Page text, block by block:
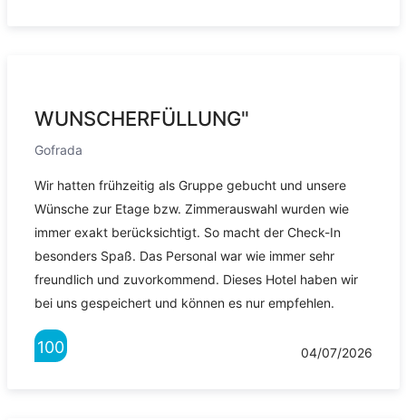
WUNSCHERFÜLLUNG"
Gofrada
Wir hatten frühzeitig als Gruppe gebucht und unsere
Wünsche zur Etage bzw. Zimmerauswahl wurden wie
immer exakt berücksichtigt. So macht der Check-In
besonders Spaß. Das Personal war wie immer sehr
freundlich und zuvorkommend. Dieses Hotel haben wir
bei uns gespeichert und können es nur empfehlen.
100 04/07/2026